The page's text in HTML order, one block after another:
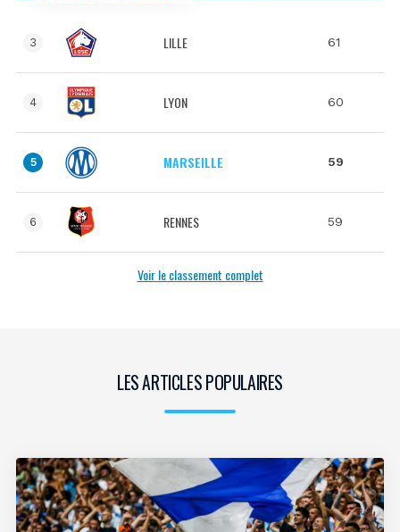
3 LILLE 61
4 LYON 60
5 MARSEILLE 59
6 RENNES 59
Voir le classement complet
LES ARTICLES POPULAIRES